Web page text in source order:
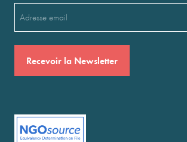
(Nécessaire)